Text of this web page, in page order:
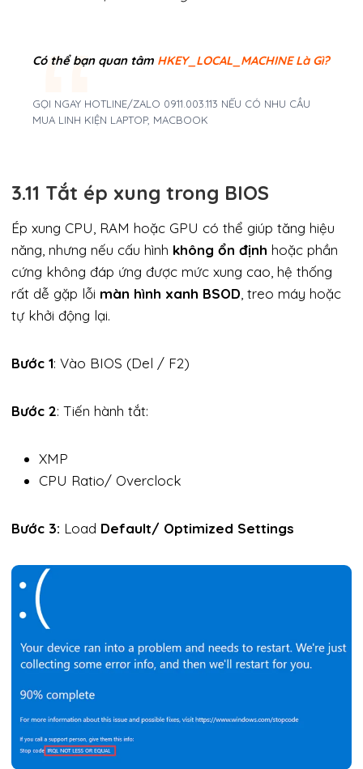
Có thể bạn quan tâm HKEY_LOCAL_MACHINE Là Gì?
GỌI NGAY HOTLINE/ZALO 0911.003.113 NẾU CÓ NHU CẦU
MUA LINH KIỆN LAPTOP, MACBOOK
3.11 Tắt ép xung trong BIOS
Ép xung CPU, RAM hoặc GPU có thể giúp tăng hiệu
năng, nhưng nếu cấu hình không ổn định hoặc phần
cứng không đáp ứng được mức xung cao, hệ thống
rất dễ gặp lỗi màn hình xanh BSOD , treo máy hoặc
tự khởi động lại.
Bước 1: Vào BIOS (Del / F2)
Bước 2: Tiến hành tắt:
XMP
CPU Ratio/ Overclock
Bước 3: Load Default/ Optimized Settings